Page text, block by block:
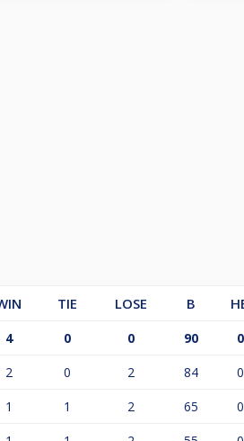
TIE LOSE B
4 0 0 90 0
2 0 2 84 0
1 1 2 65 0